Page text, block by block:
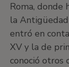
Roma, donde
la
entró en
XV y la de
conoció otros